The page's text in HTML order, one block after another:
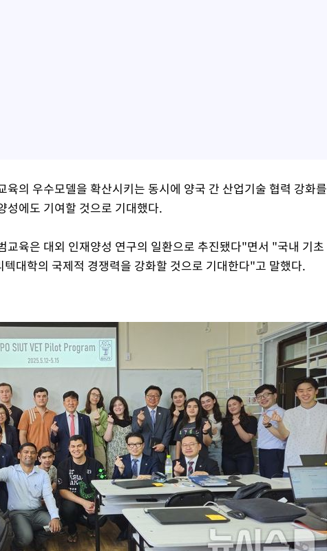
육의 우수모델을 확산시키는 동시에 양국 간 산업기술 협력 강화를
성에도 기여할 것으로 기대했다.
교육은 대외 인재양성 연구의 일환으로 추진됐다"면서 "국내 기초
대학의 국제적 경쟁력을 강화할 것으로 기대한다"고 말했다.